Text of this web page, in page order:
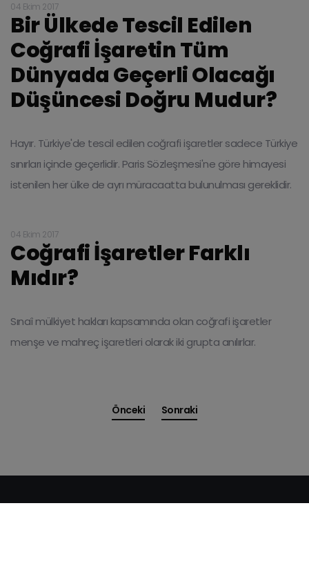
04 Ekim 2017
Bir Ülkede Tescil Edilen
Coğrafi İşaretin Tüm
Dünyada Geçerli Olacağı
Düşüncesi Doğru Mudur?
Hayır. Türkiye'de tescil edilen coğrafi işaretler sadece Türkiye
sınırları içinde geçerlidir. Paris Sözleşmesi'ne göre himayesi
istenilen her ülke de ayrı müracaatta bulunulması gereklidir.
04 Ekim 2017
Coğrafi İşaretler Farklı
Mıdır?
Sınaî mülkiyet hakları kapsamında olan coğrafi işaretler
menşe ve mahreç işaretleri olarak iki grupta anılırlar.
Önceki Sonraki